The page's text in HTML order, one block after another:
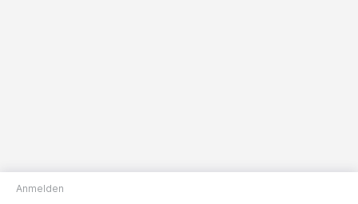
Anmelden